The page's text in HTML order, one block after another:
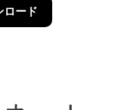
ロード